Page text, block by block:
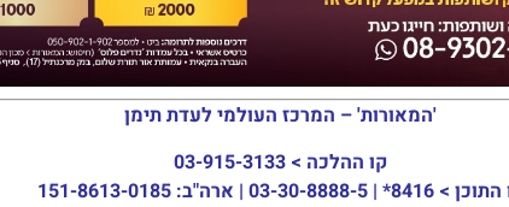
'המאורות' – המרכז העולמי לעדת תימן
קו ההלכה >
התוכן >8416* | 03-30-8888-5 | ארה"ב: 151-8613-0185